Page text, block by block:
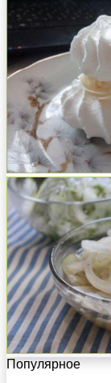
Популярное